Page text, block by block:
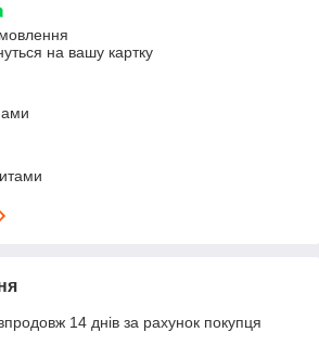
на вашу картку
14 днів за рахунок покупця